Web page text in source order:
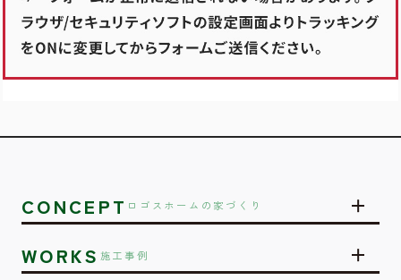
CONCEPT ロゴスホームの家づくり
WORKS 施工事例